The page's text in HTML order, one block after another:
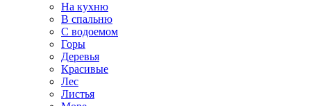
На кухню
В спальню
С водоемом
Горы
Деревья
Красивые
Лес
Листья